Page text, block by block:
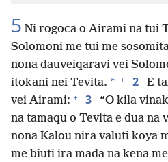
5 Ni rogoca o Airami na tui
Solomoni me tui me
nona dauveiqaravi vei
itokani nei Tevita. * + 2
E
vei Airami: + 3
“O kila
na tamaqu o Tevita e dua na
nona Kalou nira valuti koya
me biuti ira mada na kena